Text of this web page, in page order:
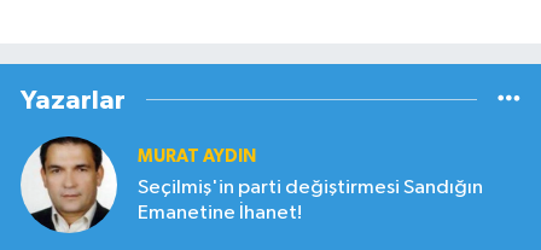
Yazarlar
MURAT AYDIN
Seçilmiş'in parti değiştirmesi Sandığın
Emanetine İhanet!